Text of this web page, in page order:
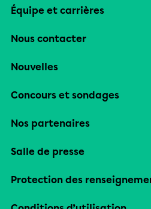
Équipe et carrières
Nous contacter
Nouvelles
Concours et sondages
Nos partenaires
Salle de presse
Protection des